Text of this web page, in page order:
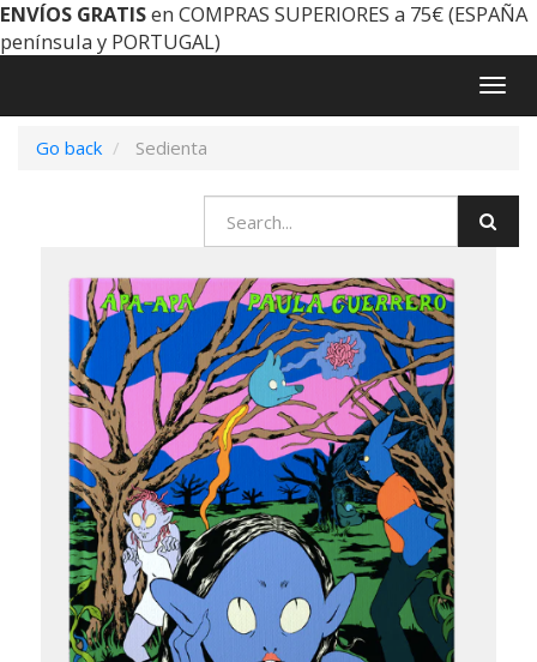
ENVÍOS GRATISen COMPRAS SUPERIORES a 75€ (ESPAÑA
península y PORTUGAL)
Go back
Sedienta